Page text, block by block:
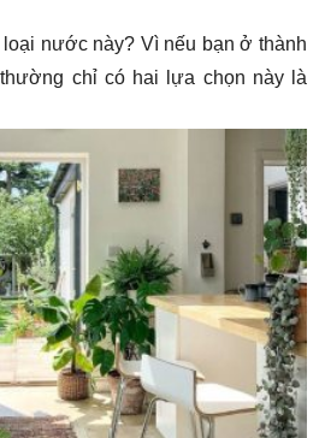
nước này? Vì nếu bạn ở thành
chỉ có hai lựa chọn này là